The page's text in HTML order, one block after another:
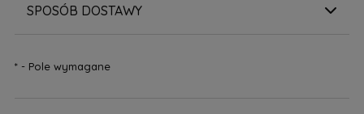
SPOSÓB DOSTAWY
*- Pole wymagane